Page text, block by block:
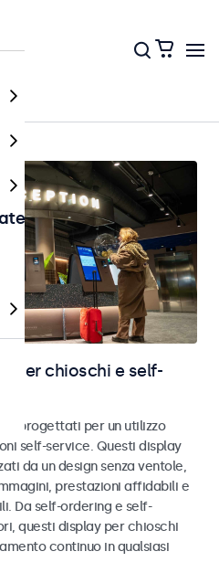
per chioschi e self-
progettati per un utilizzo
self-service. Questi display
da un design senza ventole,
prestazioni affidabili e
Da self-ordering e self-
questi display per chioschi
continuo in qualsiasi